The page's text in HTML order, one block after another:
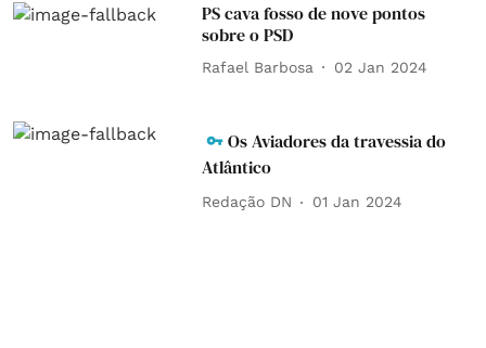
PS cava fosso de nove pontos
sobre o PSD
Rafael Barbosa 02 Jan 2024
Os Aviadores da travessia do
Atlântico
Redação DN 01 Jan 2024